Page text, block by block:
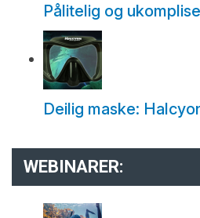
Pålitelig og
Deilig maske:
WEBINARER: